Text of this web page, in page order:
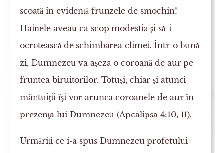
scoată în evidenţă frunzele de smochin!
Hainele aveau ca scop modestia şi să-i
ocrotească de schimbarea climei. Într-o bună
zi, Dumnezeu va aşeza o coroană de aur pe
fruntea biruitorilor. Totuşi, chiar şi atunci
mântuiţii îşi vor arunca coroanele de aur în
prezenţa lui Dumnezeu (Apcalipsa 4:10, 11).
Urmăriţi ce i-a spus Dumnezeu profetului